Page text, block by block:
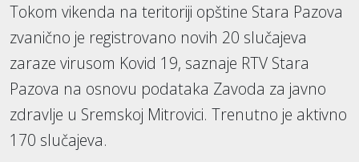
Tokom vikenda na teritoriji opštine Stara Pazova
zvanično je registrovano novih 20 slučajeva
zaraze virusom Kovid 19, saznaje RTV Stara
Pazova na osnovu podataka Zavoda za javno
zdravlje u Sremskoj Mitrovici. Trenutno je aktivno
170 slučajeva.